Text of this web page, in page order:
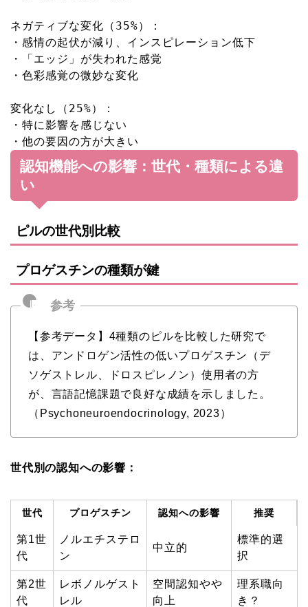
ネガティブな変化（ 35%）：
・感情の起伏が減り、インスピレーション低下
・「エッジ」が失われた感覚
・色彩感覚の微妙な変化
変化なし（ 25%）：
・特に影響を感じない
認知機能への影響：世代・種類による違
い
ピルの世代別比較
プロゲスチンの種類が鍵
【参考データ】4種類のピルを比較した研究で
は、アンドロゲン活性の低いプロゲスチン（デ
ソゲストレル、ドロスピレノン）使用者の方
が、言語記憶課題で良好な成績を示しました。
（Psychoneuroendocrinology, 2023）
世代別の認知への影響：
世代 プロゲスチン 認知への影響 推奨
第1世
代
ノルエチステロ
ン
中立的
標準的選
択
第2世
代
レボノルゲスト
レル
空間認知やや
向上
理系職向
き？